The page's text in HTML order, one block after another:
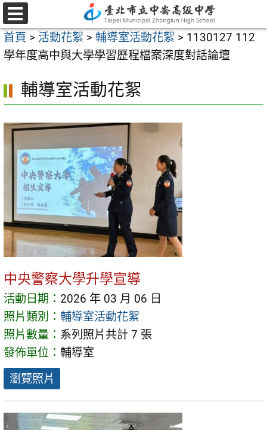
跳
至
主
要
容
選
單
首頁 > 活動花絮 > 輔導室活動花絮 > 1130127 112
學年度高中與大學學習歷程檔案深度對話論壇
輔導室活動花絮
中央警察大學升學宣導
活動日期： 2026 年 03 月 06 日
照片類別： 輔導室活動花絮
照片數量： 系列照片共計 7 張
發佈單位： 輔導室
瀏覽照片